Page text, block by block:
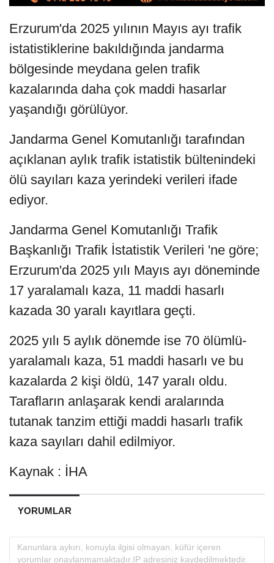
Erzurum'da 2025 yılının Mayıs ayı trafik
istatistiklerine bakıldığında jandarma
bölgesinde meydana gelen trafik
kazalarında daha çok maddi hasarlar
yaşandığı görülüyor.
Jandarma Genel Komutanlığı tarafından
açıklanan aylık trafik istatistik bültenindeki
ölü sayıları kaza yerindeki verileri ifade
ediyor.
Jandarma Genel Komutanlığı Trafik
Başkanlığı Trafik İstatistik Verileri 'ne göre;
Erzurum'da 2025 yılı Mayıs ayı döneminde
17 yaralamalı kaza, 11 maddi hasarlı
kazada 30 yaralı kayıtlara geçti.
2025 yılı 5 aylık dönemde ise 70 ölümlü-
yaralamalı kaza, 51 maddi hasarlı ve bu
kazalarda 2 kişi öldü, 147 yaralı oldu.
Tarafların anlaşarak kendi aralarında
tutanak tanzim ettiği maddi hasarlı trafik
kaza sayıları dahil edilmiyor.
Kaynak : İHA
YORUMLAR